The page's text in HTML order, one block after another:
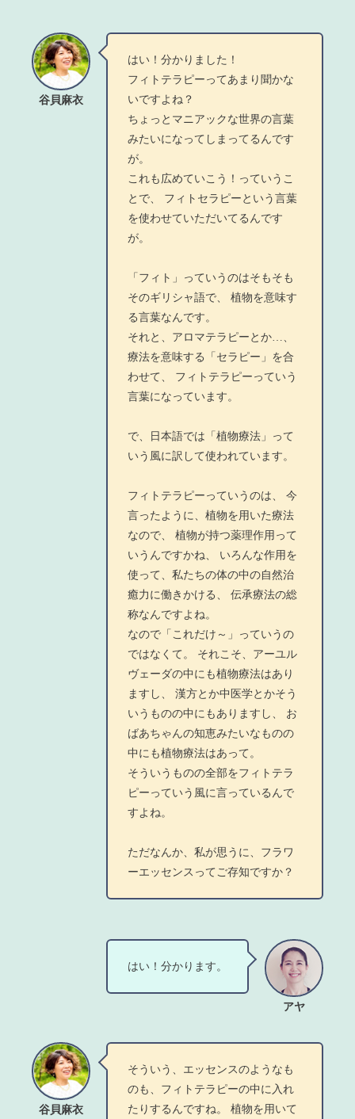
谷貝麻衣
はい！分かりました！
フィトテラピーってあまり聞かな
いですよね？
ちょっとマニアックな世界の言葉
みたいになってしまってるんです
が。
これも広めていこう！っていうこ
とで、 フィトセラピーという言葉
を使わせていただいてるんです
が。
「フィト」っていうのはそもそも
そのギリシャ語で、 植物を意味す
る言葉なんです。
それと、アロマテラピーとか…、
療法を意味する「セラピー」を合
わせて、 フィトテラピーっていう
言葉になっています。
で、日本語では「植物療法」って
いう風に訳して使われています。
フィトテラピーっていうのは、 今
言ったように、植物を用いた療法
なので、 植物が持つ薬理作用って
いうんですかね、 いろんな作用を
使って、私たちの体の中の自然治
癒力に働きかける、 伝承療法の総
称なんですよね。
なので「これだけ～」っていうの
ではなくて。 それこそ、アーユル
ヴェーダの中にも植物療法はあり
ますし、 漢方とか中医学とかそう
いうものの中にもありますし、 お
ばあちゃんの知恵みたいなものの
中にも植物療法はあって。
そういうものの全部をフィトテラ
ピーっていう風に言っているんで
すよね。
ただなんか、私が思うに、フラワ
ーエッセンスってご存知ですか？
アヤ
はい！分かります。
谷貝麻衣
そういう、エッセンスのようなも
のも、フィトテラピーの中に入れ
たりするんですね。 植物を用いて